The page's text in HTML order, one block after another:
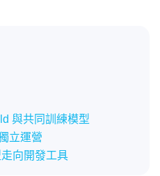
與共同訓練模型
立運營
向開發工具